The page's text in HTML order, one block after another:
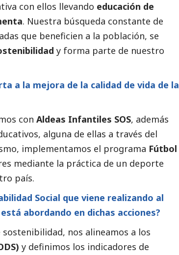
con ellos llevando educación de
. Nuestra búsqueda constante de
que beneficien a la población, se
y forma parte de nuestro
a la mejora de la calidad de vida de la
con Aldeas Infantiles SOS, además
alguna de ellas a través del
implementamos el programa Fútbol
mediante la práctica de un deporte
país.
Social que viene realizando al
abordando en dichas acciones?
nos alineamos a los
y definimos los indicadores de